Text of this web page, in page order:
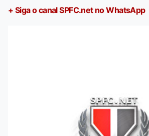
+ Siga o canal SPFC.net no WhatsApp